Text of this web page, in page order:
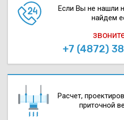
Если Вы не нашли
найдем
+7 (4872)
Расчет,
приточной